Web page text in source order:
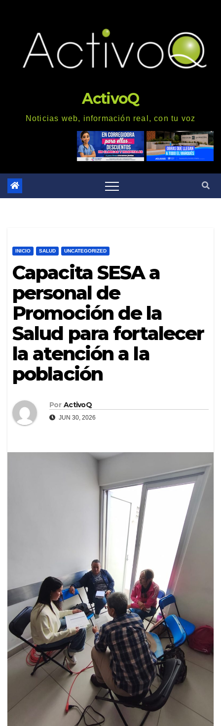
ActivoQ
Noticias web, información real, con tu voz
INICIO SALUD UNCATEGORIZED
Capacita SESA a
personal de
Promoción de la
Salud para fortalecer
la atención a la
población
Por ActivoQ
JUN 30, 2026